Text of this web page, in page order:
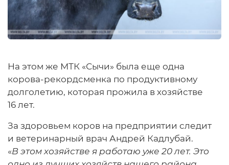
На этом же МТК «Сычи» была еще одна
корова-рекордсменка по продуктивному
долголетию, которая прожила в хозяйстве
16 лет.
За здоровьем коров на предприятии следит
и ветеринарный врач Андрей Кадлубай.
«В этом хозяйстве я работаю уже 20 лет. Это